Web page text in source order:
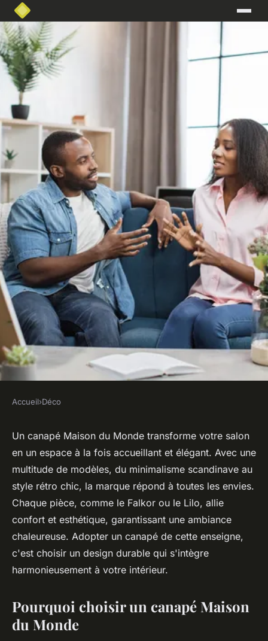
Pourquoi adopter un canapé
maison du monde pour votre
salon ?
cerise•17 février 2025•4 min de lecture
Accueil›Déco
Un canapé Maison du Monde transforme votre salon
en un espace à la fois accueillant et élégant. Avec une
multitude de modèles, du minimalisme scandinave au
style rétro chic, la marque répond à toutes les envies.
Chaque pièce, comme le Falkor ou le Lilo, allie
confort et esthétique, garantissant une ambiance
chaleureuse. Adopter un canapé de cette enseigne,
c'est choisir un design durable qui s'intègre
harmonieusement à votre intérieur.
Pourquoi choisir un canapé Maison
du Monde